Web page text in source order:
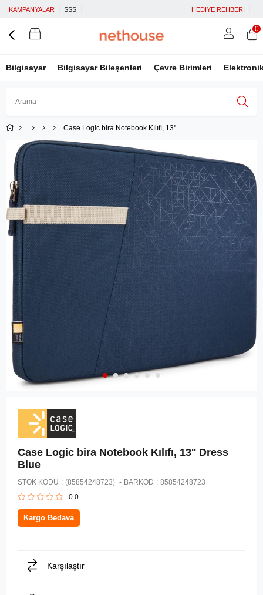
KAMPANYALAR SSS HEDİYE REHBERİ
Bilgisayar Bilgisayar Bileşenleri Çevre Birimleri
Facebook İle Bağlan
Google İle Bağlan
0
Case Logic bira Notebook Kılıfı, 13'' Dress Blue
Case Logic bira Notebook Kılıfı, 13'' Dress
Blue
STOK KODU (85854248723) BARKOD : 85854248723
0.0
Kargo Bedava
Karşılaştır